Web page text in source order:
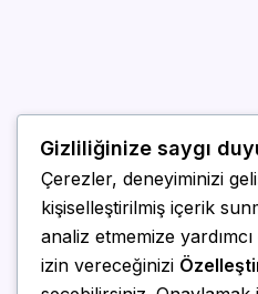
Gizliliğinize saygı
Çerezler, deneyiminizi
kişiselleştirilmiş içerik
analiz etmemize
izin vereceğinizi